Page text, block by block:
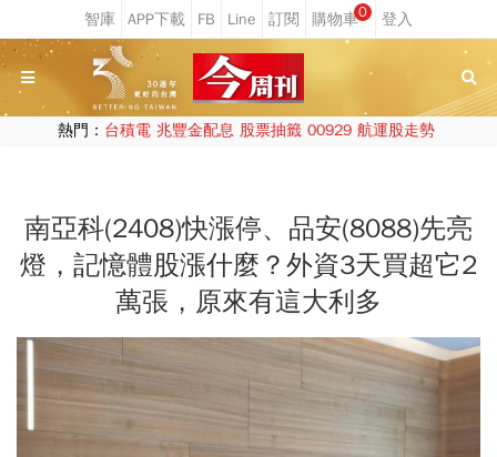
0
熱門： 台積電 兆豐金配息 股票抽籤 00929 航運股走勢
南亞科(2408)快漲停、品安(8088)先亮
燈，記憶體股漲什麼？外資3天買超它2
萬張，原來有這大利多